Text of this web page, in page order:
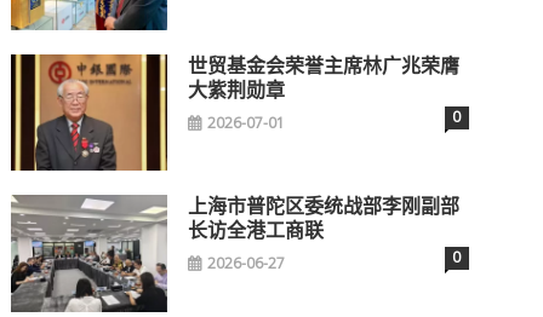
世贸基金会荣誉主席林广兆荣膺
大紫荆勋章
2026-07-01 0
上海市普陀区委统战部李刚副部
长访全港工商联
2026-06-27 0